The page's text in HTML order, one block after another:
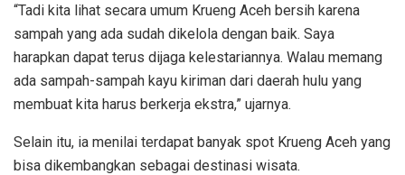
“Tadi kita lihat secara umum Krueng Aceh bersih karena
sampah yang ada sudah dikelola dengan baik. Saya
harapkan dapat terus dijaga kelestariannya. Walau memang
ada sampah-sampah kayu kiriman dari daerah hulu yang
membuat kita harus berkerja ekstra,” ujarnya.
Selain itu, ia menilai terdapat banyak spot Krueng Aceh yang
bisa dikembangkan sebagai destinasi wisata.